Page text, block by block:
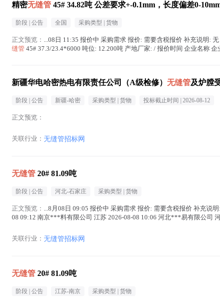
精密无缝管 45# 34.82吨 公差要求+-0.1mm，长度偏差0-
阶段 | 公告 全国 采购类型 | 货物
正文预览： ...08日 11:35 报价中 采购需求 报价: 需要含税报价 补充说明:
缝管 45# 37.3/23.4*6000 吨位: 12.200吨 产地厂家: / 报价时间 企业名称 企
新疆华电哈密热电有限责任公司（A级检修） 无缝管及炉膛
阶段 | 公告 新疆-哈密 采购类型 | 货物 投标截止时间 | 2026-08-12
正文预览：
关联行业： 无缝管招标网
无缝管 20# 81.09吨
阶段 | 公告 河北-石家庄 采购类型 | 货物
正文预览： ...8月08日 09:05 报价中 采购需求 报价: 需要含税报价 补充说
08 09:12 南京***料有限公司 江苏 2026-08-08 10:06 河北***易有限公司
关联行业： 无缝管招标网
无缝管 20# 81.09吨
阶段 | 公告 江苏-南京 采购类型 | 货物